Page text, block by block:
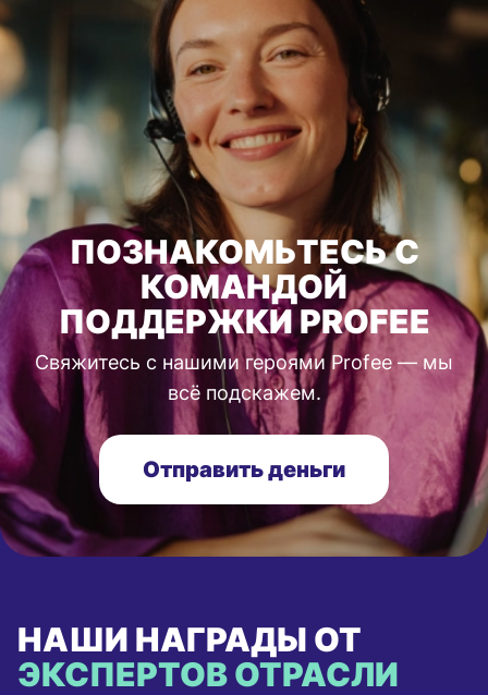
ПОЗНАКОМЬТЕСЬ С
КОМАНДОЙ
ПОДДЕРЖКИ PROFEE
Свяжитесь с нашими героями Profee — мы
всё подскажем.
Отправить деньги
НАШИ НАГРАДЫ ОТ
ЭКСПЕРТОВ ОТРАСЛИ